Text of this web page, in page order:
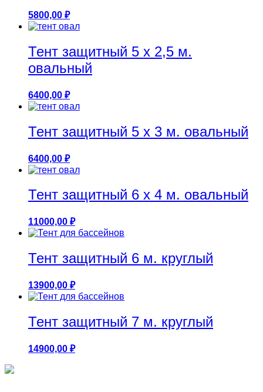
5800,00 ₽
Тент защитный 5 х 2,5 м.
овальный
6400,00 ₽
Тент защитный 5 х 3 м. овальный
6400,00 ₽
Тент защитный 6 х 4 м. овальный
11000,00 ₽
Тент защитный 6 м. круглый
13900,00 ₽
Тент защитный 7 м. круглый
14900,00 ₽